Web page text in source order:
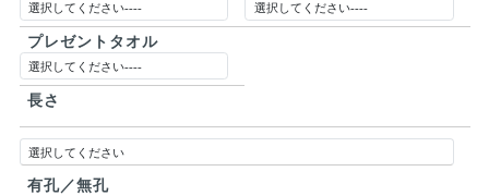
プレゼントタオル
長さ
有孔／無孔